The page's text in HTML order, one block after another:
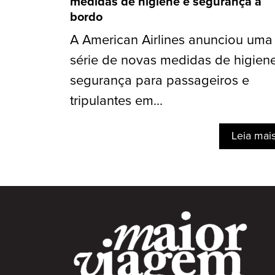
bordo
A American Airlines anunciou uma
série de novas medidas de
segurança para passageiros e
tripulantes em...
Leia